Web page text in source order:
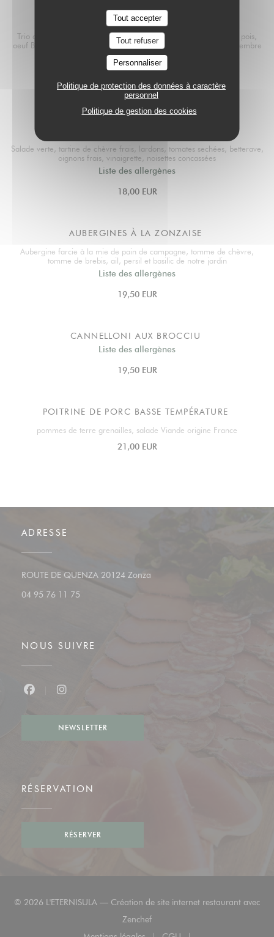
Tout accepter
Tout refuser
Personnaliser
Politique de protection des données à caractère
personnel
Politique de gestion des cookies
BOWL VÉGÉTARIEN
Trio de Quinoa BIO, salade, choux rouge, carottes, avocat, petits pois,
oeuf Bio mollet, cacahuètes concassées, assaisonnement soja gingembre
et citron vert
Liste des allergènes
18,00 EUR
Salade verte, tartine de chèvre frais, lardons, tomates sechées, betterave,
oignons frais, vinaigrette, noisettes concassées
Liste des allergènes
18,00 EUR
AUBERGINES À LA ZONZAISE
Aubergine farcie à la mie de pain de campagne, tomme de chèvre,
tomme de brebis, ail, persil et basilic de notre jardin
Liste des allergènes
19,50 EUR
CANNELLONI AUX BROCCIU
Liste des allergènes
19,50 EUR
POITRINE DE PORC BASSE TEMPÉRATURE
pommes de terre grenailles, salade Viande origine France
21,00 EUR
ADRESSE
ROUTE DE QUENZA 20124 Zonza
04 95 76 11 75
NOUS SUIVRE
NEWSLETTER
RÉSERVATION
RÉSERVER
© 2026 L'ETERNISULA — Création de site internet restaurant avec
Zenchef((ouvre une nouvelle fenêtre))